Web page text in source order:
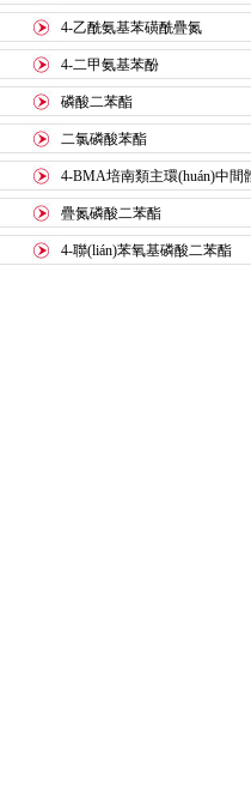
4-乙酰氨基苯磺酰疊氮
4-二甲氨基苯酚
磷酸二苯酯
二氯磷酸苯酯
4-BMA培南類主環(huán)中間
疊氮磷酸二苯酯
4-聯(lián)苯氧基磷酸二苯酯